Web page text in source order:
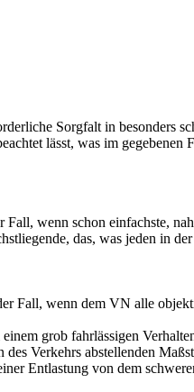
Sorgfalt in besonders
lässt, was im
wenn schon einfachste,
das, was jeden in
Fall, wenn dem VN alle
grob fahrlässigen
Verkehrs abstellenden
Entlastung von dem